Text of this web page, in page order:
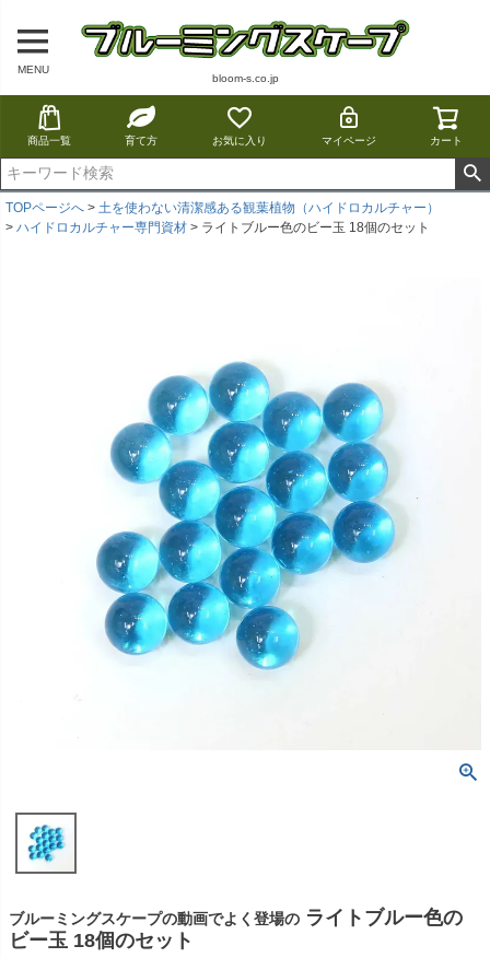
MENU
bloom-s.co.jp
商品一覧 育て方 お気に入り マイページ カート
TOPページへ
土を使わない清潔感ある観葉植物（ハイドロカルチャー）
ハイドロカルチャー専門資材
ライトブルー色のビー玉 18個のセット
ブルーミングスケープの動画でよく登場の ライトブルー色の
ビー玉 18個のセット